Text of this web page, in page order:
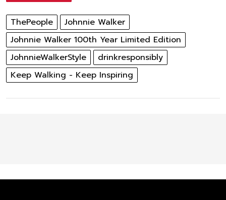
ThePeople
Johnnie Walker
Johnnie Walker 100th Year Limited Edition
JohnnieWalkerStyle
drinkresponsibly
Keep Walking - Keep Inspiring